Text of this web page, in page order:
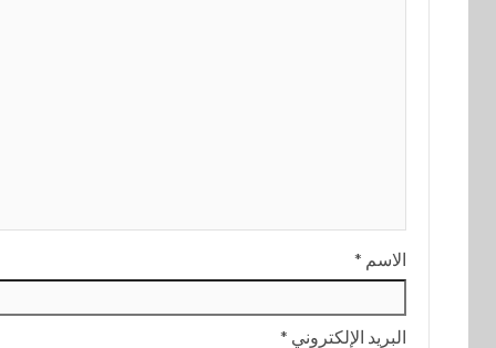
الاسم *
البريد الإلكتروني *